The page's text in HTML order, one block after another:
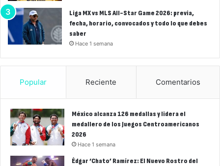
Liga MX vs MLS All-Star Game 2026: previa,
fecha, horario, convocados y todo lo que debes
saber
Hace 1 semana
Popular Reciente Comentarios
México alcanza 126 medallas y lidera el
medallero de los Juegos Centroamericanos
2026
Hace 1 semana
Édgar ‘Chato’ Ramírez: El Nuevo Rostro del